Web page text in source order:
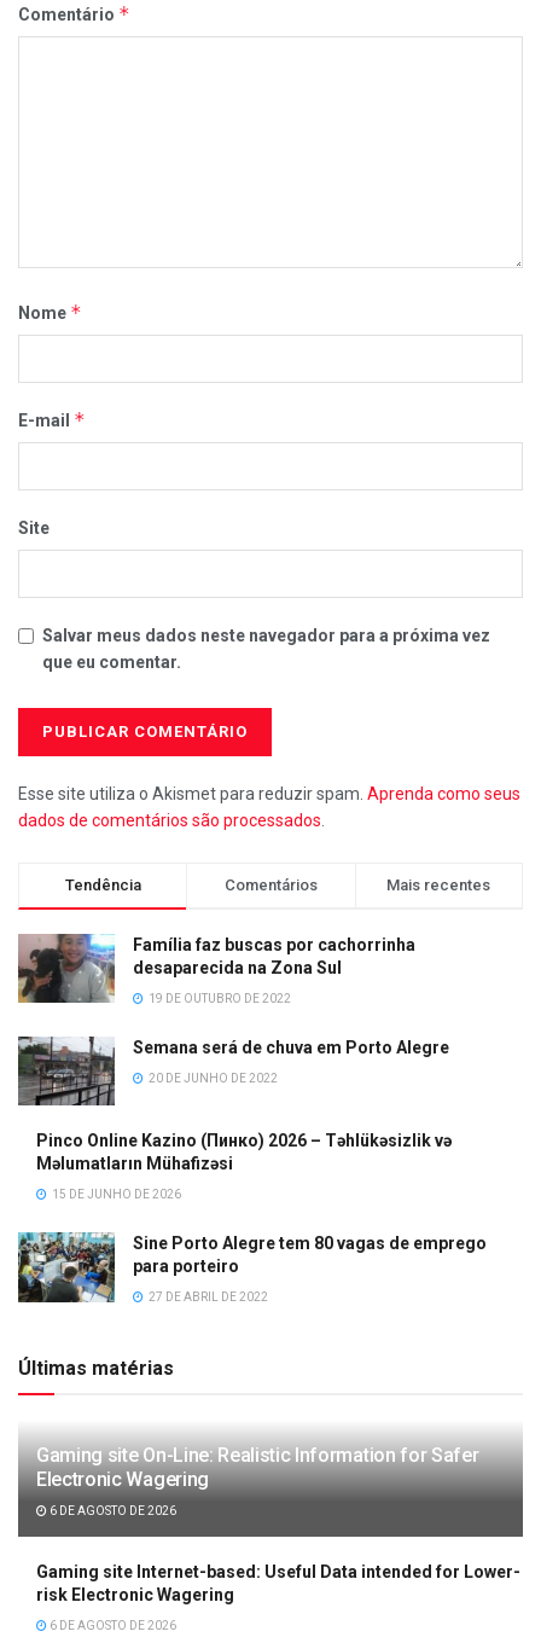
Comentário *
Nome *
E-mail *
Site
Salvar meus dados neste navegador para a próxima vez
que eu comentar.
Esse site utiliza o Akismet para reduzir spam. Aprenda como seus
dados de comentários são processados
Tendência Comentários Mais recentes
Família faz buscas por cachorrinha
desaparecida na Zona Sul
19 DE OUTUBRO DE 2022
Semana será de chuva em Porto Alegre
20 DE JUNHO DE 2022
Pinco Online Kazino (Пинко) 2026 – Təhlükəsizlik və
Məlumatların Mühafizəsi
15 DE JUNHO DE 2026
Sine Porto Alegre tem 80 vagas de emprego
para porteiro
27 DE ABRIL DE 2022
Últimas matérias
Gaming site On-Line: Realistic Information for Safer
Electronic Wagering
6 DE AGOSTO DE 2026
Gaming site Internet-based: Useful Data intended for Lower-
risk Electronic Wagering
6 DE AGOSTO DE 2026